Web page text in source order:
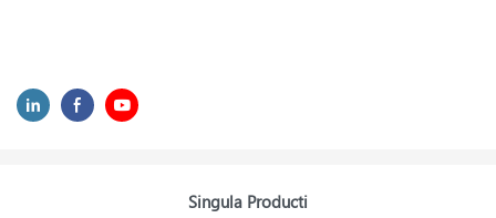
Singula Producti